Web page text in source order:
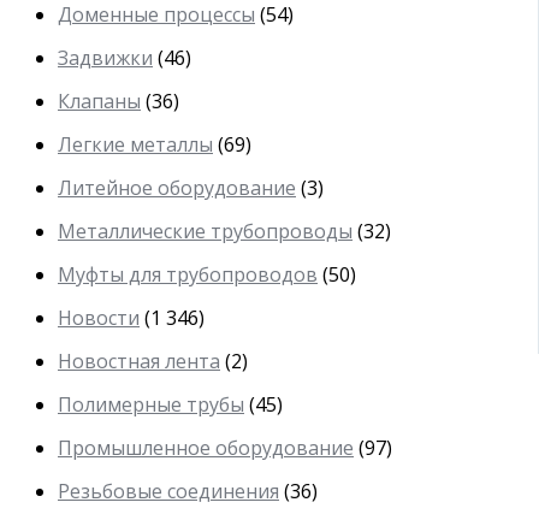
Доменные процессы (54)
Задвижки (46)
Клапаны (36)
Легкие металлы (69)
Литейное оборудование (3)
Металлические трубопроводы (32)
Муфты для трубопроводов (50)
Новости (1 346)
Новостная лента (2)
Полимерные трубы (45)
Промышленное оборудование (97)
Резьбовые соединения (36)